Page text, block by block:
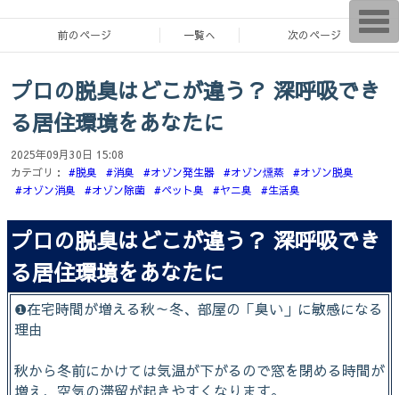
前のページ 一覧へ 次のページ
プロの脱臭はどこが違う？ 深呼吸でき
る居住環境をあなたに
2025年09月30日 15:08
カテゴリ：
#脱臭 #消臭 #オゾン発生器 #オゾン燻蒸
#オゾン脱臭
#オゾン消臭
#オゾン除菌 #ペット臭 #ヤニ臭 #生活臭
プロの脱臭はどこが違う？ 深呼吸でき
る居住環境をあなたに
❶在宅時間が増える秋～冬、部屋の「臭い」に敏感になる
理由
秋から冬前にかけては気温が下がるので窓を閉める時間が
増え、空気の滞留が起きやすくなります。
T
o
g
g
e
n